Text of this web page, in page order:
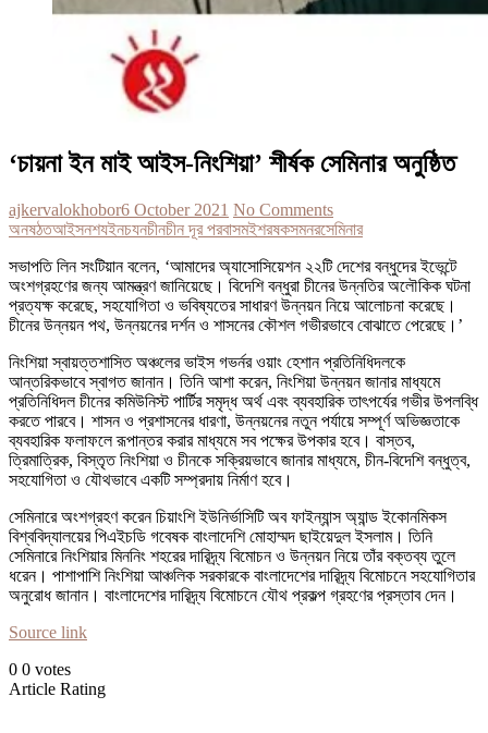
‘চায়না ইন মাই আইস-নিংশিয়া’ শীর্ষক সেমিনার অনুষ্ঠিত
ajkervalokhobor6 October 2021 No Comments
অনষঠতআইসনশযইনচযনচীনচীন দূর পরবাসমইশরষকসমনরসেমিনার
সভাপতি লিন সংটিয়ান বলেন, ‘আমাদের অ্যাসোসিয়েশন ২২টি দেশের বন্ধুদের ইভেন্টে
অংশগ্রহণের জন্য আমন্ত্রণ জানিয়েছে। বিদেশি বন্ধুরা চীনের উন্নতির অলৌকিক ঘটনা
প্রত্যক্ষ করেছে, সহযোগিতা ও ভবিষ্যতের সাধারণ উন্নয়ন নিয়ে আলোচনা করেছে।
চীনের উন্নয়ন পথ, উন্নয়নের দর্শন ও শাসনের কৌশল গভীরভাবে বোঝাতে পেরেছে।’
নিংশিয়া স্বায়ত্তশাসিত অঞ্চলের ভাইস গভর্নর ওয়াং হেশান প্রতিনিধিদলকে
আন্তরিকভাবে স্বাগত জানান। তিনি আশা করেন, নিংশিয়া উন্নয়ন জানার মাধ্যমে
প্রতিনিধিদল চীনের কমিউনিস্ট পার্টির সমৃদ্ধ অর্থ এবং ব্যবহারিক তাৎপর্যের গভীর উপলব্ধি
করতে পারবে। শাসন ও প্রশাসনের ধারণা, উন্নয়নের নতুন পর্যায়ে সম্পূর্ণ অভিজ্ঞতাকে
ব্যবহারিক ফলাফলে রূপান্তর করার মাধ্যমে সব পক্ষের উপকার হবে। বাস্তব,
ত্রিমাত্রিক, বিস্তৃত নিংশিয়া ও চীনকে সক্রিয়ভাবে জানার মাধ্যমে, চীন-বিদেশি বন্ধুত্ব,
সহযোগিতা ও যৌথভাবে একটি সম্প্রদায় নির্মাণ হবে।
সেমিনারে অংশগ্রহণ করেন চিয়াংশি ইউনির্ভাসিটি অব ফাইন্যান্স অ্যান্ড ইকোনমিকস
বিশ্ববিদ্যালয়ের পিএইচডি গবেষক বাংলাদেশি মোহাম্মদ ছাইয়েদুল ইসলাম। তিনি
সেমিনারে নিংশিয়ার মিননিং শহরের দারিদ্র্য বিমোচন ও উন্নয়ন নিয়ে তাঁর বক্তব্য তুলে
ধরেন। পাশাপাশি নিংশিয়া আঞ্চলিক সরকারকে বাংলাদেশের দারিদ্র্য বিমোচনে সহযোগিতার
অনুরোধ জানান। বাংলাদেশের দারিদ্র্য বিমোচনে যৌথ প্রকল্প গ্রহণের প্রস্তাব দেন।
Source link
0 0 votes
Article Rating